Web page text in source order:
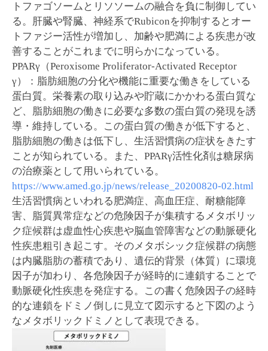
トファゴソームとリソソームの融合を負に制御してい
る。肝臓や腎臓、神経系でRubiconを抑制するとオー
トファジー活性が増加し、加齢や肥満による疾患が改
善することがこれまでに明らかになっている。
PPARγ（Peroxisome Proliferator-Activated Receptor
γ）：脂肪細胞の分化や機能に重要な働きをしている
蛋白質。栄養素の取り込みや貯蔵にかかわる蛋白質な
ど、脂肪細胞の働きに必要な多数の蛋白質の発現を誘
導・維持している。この蛋白質の働きが低下すると、
脂肪細胞の働きは低下し、生活習慣病の症状をきたす
ことが知られている。また、PPARγ活性化剤は糖尿病
の治療薬として用いられている。
https://www.amed.go.jp/news/release_20200820-02.html
生活習慣病といわれる肥満症、高血圧症、耐糖能障
害、脂質異常症などの危険因子が集積するメタボリッ
ク症候群は虚血性心疾患や脳血管障害などの動脈硬化
性疾患粗引き起こす。そのメタボシック症候群の病態
は内臓脂肪の蓄積であり、遺伝的背景（体質）に環境
因子が加わり、各危険因子が経時的に連鎖することで
動脈硬化性疾患を発症する。この書く危険因子の経時
的な連鎖をドミノ倒しに見立て図示すると下図のよう
なメタボリックドミノとして表現できる。